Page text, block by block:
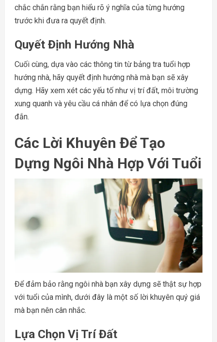
chắc chắn rằng bạn hiểu rõ ý nghĩa của từng hướng
trước khi đưa ra quyết định.
Quyết Định Hướng Nhà
Cuối cùng, dựa vào các thông tin từ bảng tra tuổi hợp
hướng nhà, hãy quyết định hướng nhà mà bạn sẽ xây
dựng. Hãy xem xét các yếu tố như vị trí đất, môi trường
xung quanh và yêu cầu cá nhân để có lựa chọn đúng
đắn.
Các Lời Khuyên Để Tạo
Dựng Ngôi Nhà Hợp Với Tuổi
Để đảm bảo rằng ngôi nhà bạn xây dựng sẽ thật sự hợp
với tuổi của mình, dưới đây là một số lời khuyên quý giá
mà bạn nên cân nhắc.
Lựa Chọn Vị Trí Đất